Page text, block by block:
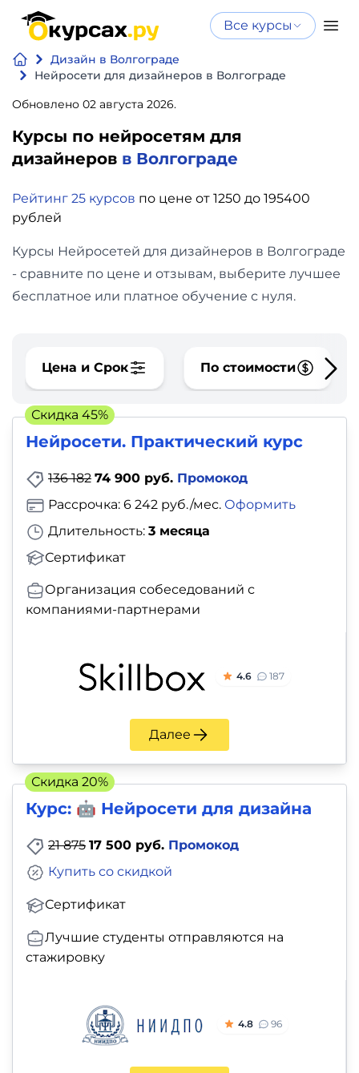
Все курсы
Дизайн в Волгограде
Нейросети для дизайнеров в Волгограде
Обновлено 02 августа 2026.
Курсы по нейросетям для
дизайнеров в Волгограде
Рейтинг 25 курсов по цене от 1250 до 195400
рублей
Курсы Нейросетей для дизайнеров в Волгограде
- сравните по цене и отзывам, выберите лучшее
бесплатное или платное обучение с нуля.
Цена и Срок По стоимости
Нейросети. Практический курс
136 182 74 900 руб. Промокод
Длительность: 3 месяца
Сертификат
Рассрочка: 6 242 руб./мес. Оформить
Организация собеседований с
компаниями-партнерами
4.6 187
Далее
Скидка 45%
Курс: 🤖 Нейросети для дизайна
21 875 17 500 руб. Промокод
Сертификат
Купить со скидкой
Лучшие студенты отправляются на
стажировку
4.8 96
Скидка 20%
Нейросеть
и ИИ
Программирование
Бизнес
финансы
Дизайн
Аналитика
фото,
аудио
Маркетинг
Иностранный
язык
Для
детей
Красота,
фитнес
Психология
саморазвитие
Прочее
Тесты
на
профориентацию
Нейросеть и ИИ
интеллекту
Курсы по нейросетям